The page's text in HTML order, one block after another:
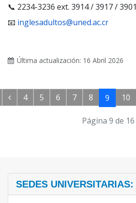
📞 2234-3236 ext. 3914 / 3917 / 3901
📧 inglesadultos@uned.ac.cr
Última actualización: 16 Abril 2026
4 5 6 7 8 9 10
Página 9 de 16
SEDES UNIVERSITARIAS: